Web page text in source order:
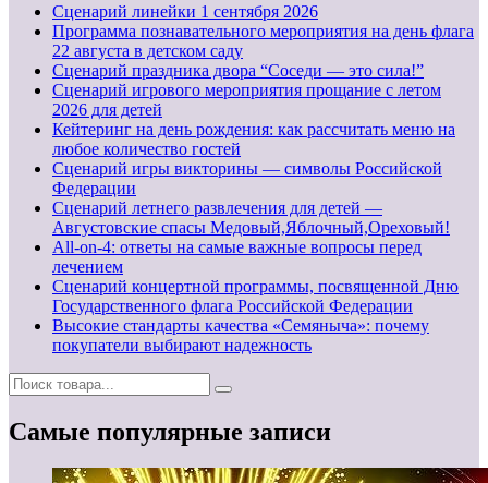
Cценарий линейки 1 сентября 2026
Программа познавательного мероприятия на день флага
22 августа в детском саду
Сценарий праздника двора “Соседи — это сила!”
Сценарий игрового мероприятия прощание с летом
2026 для детей
Кейтеринг на день рождения: как рассчитать меню на
любое количество гостей
Сценарий игры викторины — символы Российской
Федерации
Сценарий летнего развлечения для детей —
Августовские спасы Медовый,Яблочный,Ореховый!
All-on-4: ответы на самые важные вопросы перед
лечением
Сценарий концертной программы, посвященной Дню
Государственного флага Российской Федерации
Высокие стандарты качества «Семяныча»: почему
покупатели выбирают надежность
Самые популярные записи